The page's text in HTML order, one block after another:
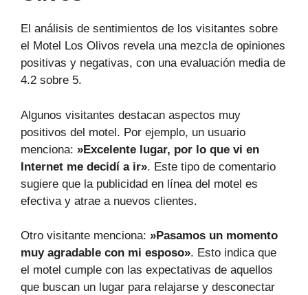
El análisis de sentimientos de los visitantes sobre
el Motel Los Olivos revela una mezcla de opiniones
positivas y negativas, con una evaluación media de
4.2 sobre 5.
Algunos visitantes destacan aspectos muy
positivos del motel. Por ejemplo, un usuario
menciona: »Excelente lugar, por lo que vi en
Internet me decidí a ir». Este tipo de comentario
sugiere que la publicidad en línea del motel es
efectiva y atrae a nuevos clientes.
Otro visitante menciona: »Pasamos un momento
muy agradable con mi esposo». Esto indica que
el motel cumple con las expectativas de aquellos
que buscan un lugar para relajarse y desconectar